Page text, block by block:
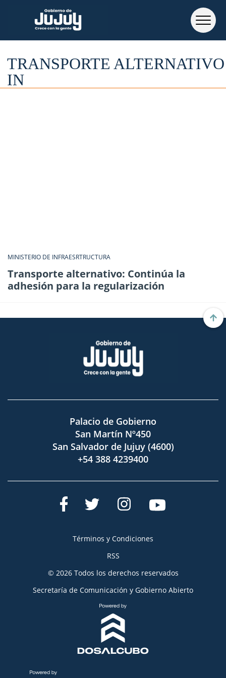
TRANSPORTE ALTERNATIVO
IN
MINISTERIO DE INFRAESRTRUCTURA
Transporte alternativo: Continúa la
adhesión para la regularización
Palacio de Gobierno
San Martín Nº450
San Salvador de Jujuy (4600)
+54 388 4239400
Términos y Condiciones
RSS
© 2026 Todos los derechos reservados
Secretaría de Comunicación y Gobierno Abierto